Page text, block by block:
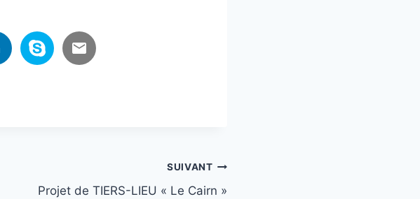
SUIVANT
Projet de TIERS-LIEU « Le Cairn »